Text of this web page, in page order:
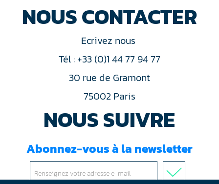
NOUS CONTACTER
Ecrivez nous
Tél : +33 (0)1 44 77 94 77
30 rue de Gramont
75002 Paris
NOUS SUIVRE
Abonnez-vous à la newsletter